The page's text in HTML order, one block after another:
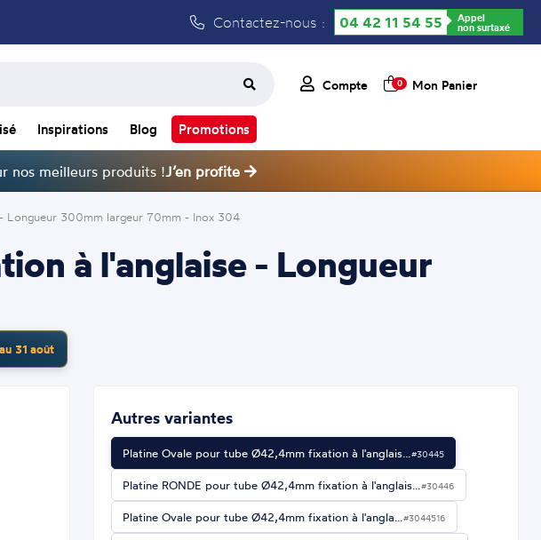
Contactez-nous : 04 42 11 54 55 Appel
non surtaxé
Compte 0 Mon Panier
Inspirations Blog Promotions
nos meilleurs produits !J’en profite
Longueur 300mm largeur 70mm - Inox 304
à l'anglaise - Longueur
31 août
Autres variantes
Platine Ovale pour tube Ø42,4mm fixation à l'anglais… #30445
Platine RONDE pour tube Ø42,4mm fixation à l'anglais… #30446
Platine Ovale pour tube Ø42,4mm fixation à l'angla… #3044516